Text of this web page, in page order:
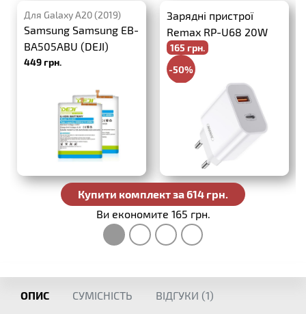
Для Galaxy A20 (2019)
Samsung Samsung EB-
BA505ABU (DEJI)
449 грн.
Зарядні пристрої
Remax RP-U68 20W
PD+QC3.0
165 грн.
-50%
Купити комплект за 614 грн.
Ви економите 165 грн.
ОПИС СУМІСНІСТЬ ВІДГУКИ (1)